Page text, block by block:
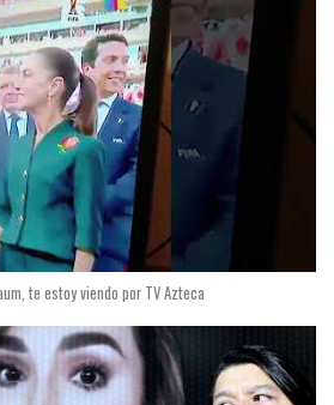
te estoy viendo por TV Azteca